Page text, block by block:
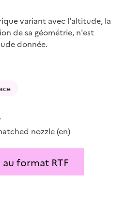
variant avec l'altitude, la
de sa géométrie, n'est
donnée.
nozzle(en)
format RTF